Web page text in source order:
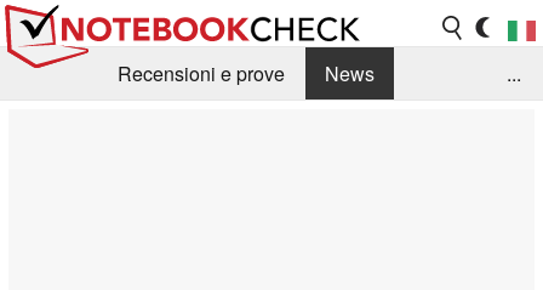
Recensioni e prove
News
...